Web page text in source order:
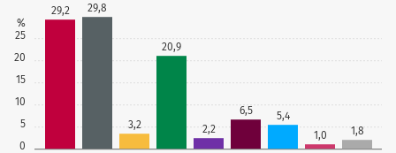
0
5
10
15
20
25
%
29,2 29,8
3,2
20,9
2,2
6,5
5,4
1,0
1,8